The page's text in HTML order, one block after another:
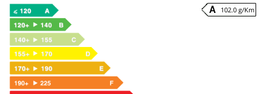
102.0 g/Km